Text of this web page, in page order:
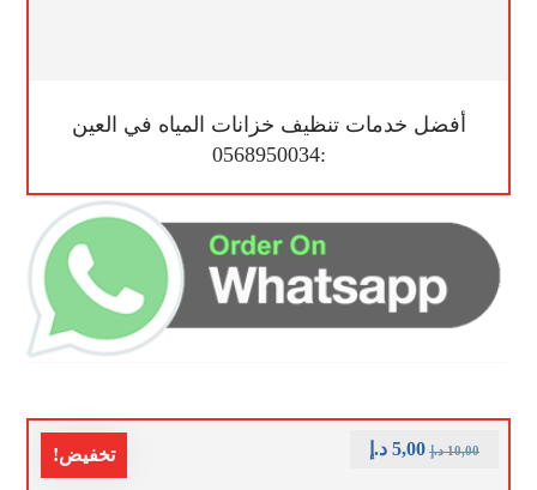
أفضل خدمات تنظيف خزانات المياه في العين
:0568950034
تخفيض! 10,00 د.إ 5,00 د.إ